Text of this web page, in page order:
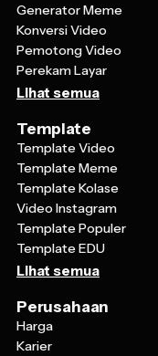
Generator Meme
Konversi Video
Pemotong Video
Perekam Layar
Lihat semua
Template
Template Video
Template Meme
Template Kolase
Video Instagram
Template Populer
Template EDU
Lihat semua
Perusahaan
Harga
Karier